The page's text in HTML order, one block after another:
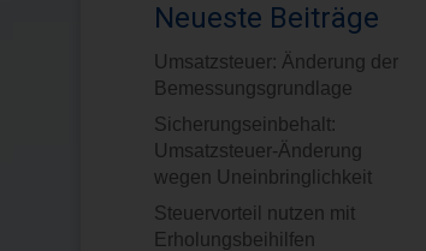
Neueste Beiträge
Umsatzsteuer: Änderung der
Bemessungsgrundlage
Sicherungseinbehalt:
Umsatzsteuer-Änderung
wegen Uneinbringlichkeit
Steuervorteil nutzen mit
Erholungsbeihilfen